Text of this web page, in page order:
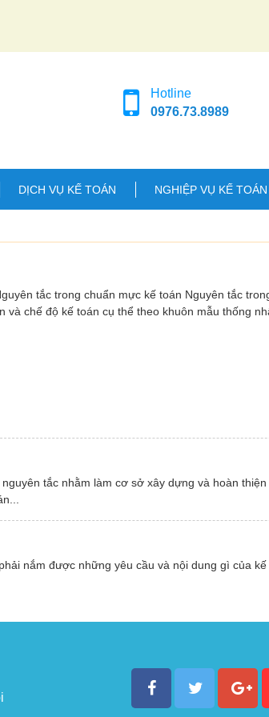
Hotline
0976.73.8989
DỊCH VỤ KẾ TOÁN NGHIỆP VỤ KẾ TOÁN
tắc trong chuẩn mực kế toán Nguyên tắc
chế độ kế toán cụ thể theo khuôn mẫu thống
tắc nhằm làm cơ sở xây dựng và hoàn
nắm được những yêu cầu và nội dung gì của kế